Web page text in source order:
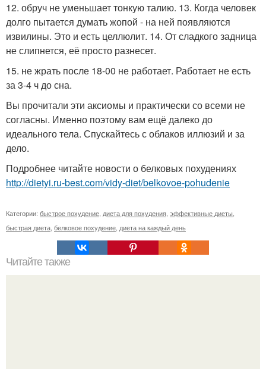
12. обруч не уменьшает тонкую талию. 13. Когда человек
долго пытается думать жопой - на ней появляются
извилины. Это и есть целлюлит. 14. От сладкого задница
не слипнется, её просто разнесет.
15. не жрать после 18-00 не работает. Работает не есть
за 3-4 ч до сна.
Вы прочитали эти аксиомы и практически со всеми не
согласны. Именно поэтому вам ещё далеко до
идеального тела. Спускайтесь с облаков иллюзий и за
дело.
Подробнее читайте новости о белковых похудениях
http://dietyi.ru-best.com/vidy-diet/belkovoe-pohudenie
Категории: быстрое похудение диета для похудения эффективные диеты
быстрая диета белковое похудение диета на каждый день
Читайте также